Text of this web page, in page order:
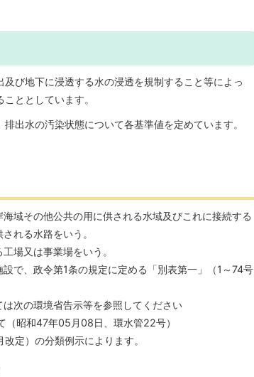
び地下に浸透する水の浸透を規制すること等によっ
ととしています。
出水の汚染状態について各基準値を定めています。
域その他公共の用に供される水域及びこれに接続する
れる水路をいう。
場又は事業場をいう。
で、政令第1条の規定に定める「別表第一」（1～74号
次の環境省告示等を参照してください
（昭和47年05月08日、環水管22号）
定）の分類例示によります。